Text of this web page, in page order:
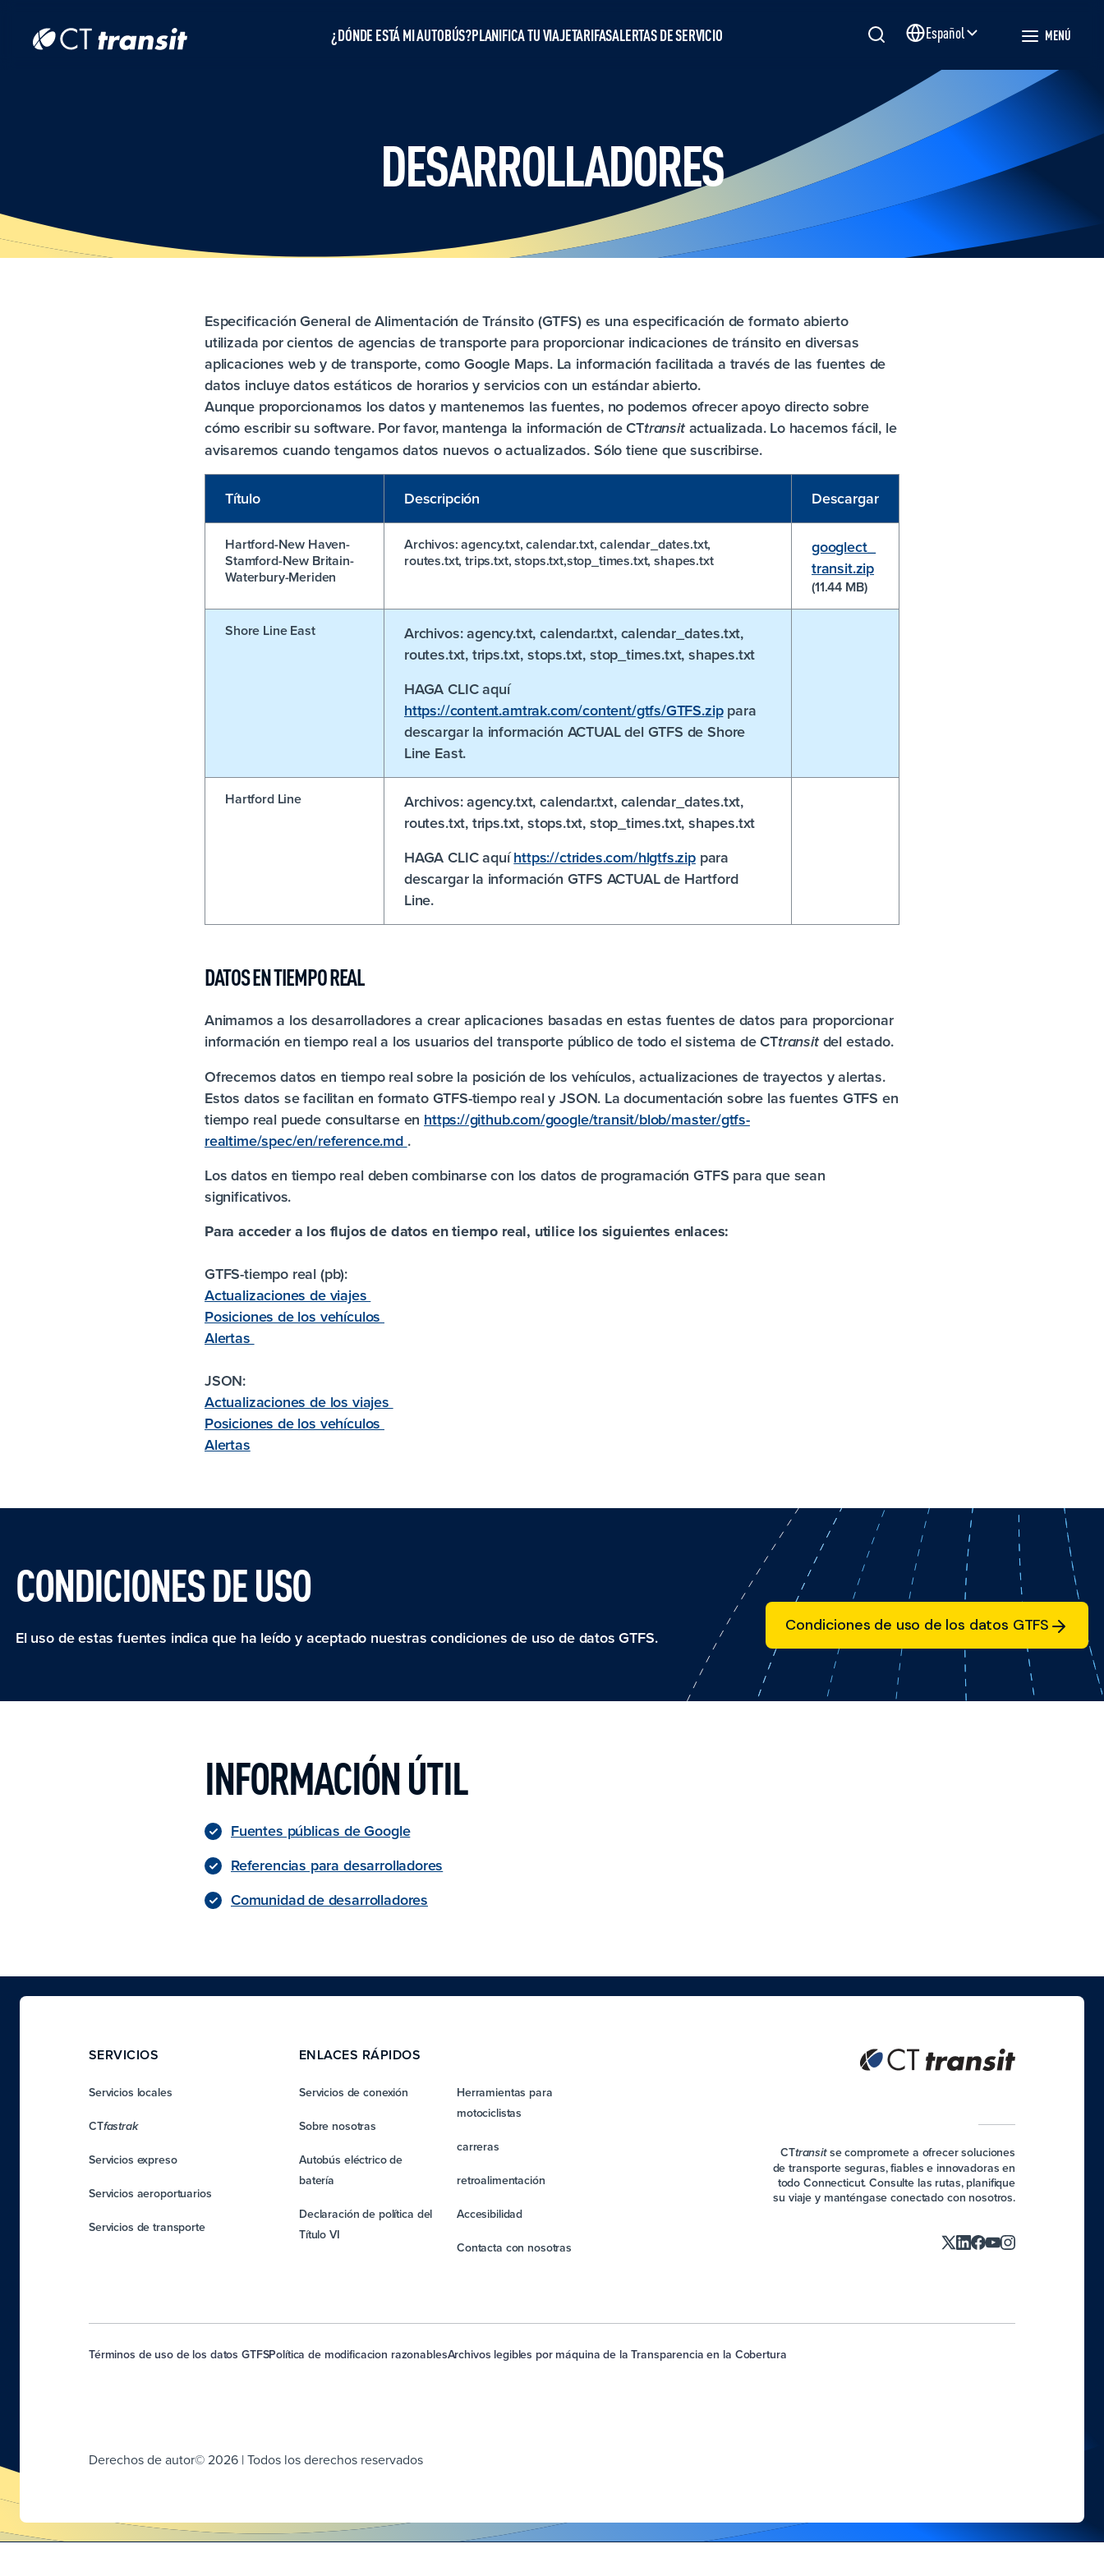
¿DÓNDE ESTÁ MI AUTOBÚS?PLANIFICA TU VIAJETARIFASALERTAS DE SERVICIO Site language
Español MENÚ
DESARROLLADORES
Especificación General de Alimentación de Tránsito (GTFS) es una especificación de formato abierto
utilizada por cientos de agencias de transporte para proporcionar indicaciones de tránsito en diversas
aplicaciones web y de transporte, como Google Maps. La información facilitada a través de las fuentes de
datos incluye datos estáticos de horarios y servicios con un estándar abierto.
Aunque proporcionamos los datos y mantenemos las fuentes, no podemos ofrecer apoyo directo sobre
cómo escribir su software. Por favor, mantenga la información deCTtransitactualizada. Lo hacemos fácil, le
avisaremos cuando tengamos datos nuevos o actualizados. Sólo tiene que suscribirse.
Título Descripción Descargar
Hartford-New Haven-
Stamford-New Britain-
Waterbury-Meriden
Archivos:agency.txt, calendar.txt, calendar_dates.txt,
routes.txt, trips.txt, stops.txt,stop_times.txt, shapes.txt
googlect_
transit.zip
(11.44 MB)
Shore Line East Archivos:agency.txt, calendar.txt, calendar_dates.txt,
routes.txt, trips.txt, stops.txt, stop_times.txt, shapes.txt
HAGA CLIC aquí
https://content.amtrak.com/content/gtfs/GTFS.zippara
descargar la información ACTUAL del GTFS de Shore
Line East.
Hartford Line Archivos:agency.txt, calendar.txt, calendar_dates.txt,
routes.txt, trips.txt, stops.txt, stop_times.txt, shapes.txt
HAGA CLIC aquíhttps://ctrides.com/hlgtfs.zippara
descargar la información GTFS ACTUAL de Hartford
Line.
DATOS EN TIEMPO REAL
Animamos a los desarrolladores a crear aplicaciones basadas en estas fuentes de datos para proporcionar
información en tiempo real a los usuarios del transporte público de todo elsistema de CTtransitdel estado.
Ofrecemos datos en tiempo real sobre la posición de los vehículos, actualizaciones de trayectos y alertas.
Estos datos se facilitan en formato GTFS-tiempo real y JSON. La documentación sobre las fuentes GTFS en
tiempo real puede consultarse en https://github.com/google/transit/blob/master/gtfs-
realtime/spec/en/reference.md .
Los datos en tiempo real deben combinarse con los datos de programación GTFS para que sean
significativos.
Para acceder a los flujos de datos en tiempo real, utilice los siguientes enlaces:
GTFS-tiempo real (pb):
Actualizaciones de viajes
Posiciones de los vehículos
Alertas
JSON:
Actualizaciones de los viajes
Posiciones de los vehículos
Alertas
CONDICIONES DE USO
El uso de estas fuentes indica que ha leído y aceptado nuestras condiciones de uso de datos GTFS.
Condiciones de uso de los datos GTFS
Condiciones de uso de los datos GTFS
INFORMACIÓN ÚTIL
Fuentes públicas de Google
Referencias para desarrolladores
Comunidad de desarrolladores
SERVICIOS
Servicios locales
CTfastrak
Servicios expreso
Servicios aeroportuarios
Servicios de transporte
ENLACES RÁPIDOS
Servicios de conexión
Sobre nosotras
Autobús eléctrico de
batería
Declaración de política del
Título VI
Herramientas para
motociclistas
carreras
retroalimentación
Accesibilidad
Contacta con nosotras
CTtransitse compromete a ofrecer soluciones
de transporte seguras, fiables e innovadoras en
todo Connecticut. Consulte las rutas, planifique
su viaje y manténgase conectado con nosotros.
Términos de uso de los datos GTFSPolítica de modificacion razonablesArchivos legibles por máquina de la Transparencia en la Cobertura
Derechos de autor© 2026 | Todos los derechos reservados